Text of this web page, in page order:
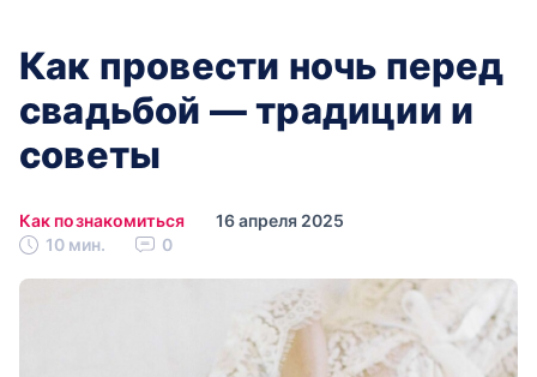
Как провести ночь перед
свадьбой — традиции и
советы
Как познакомиться
16 апреля 2025
10 мин.
0